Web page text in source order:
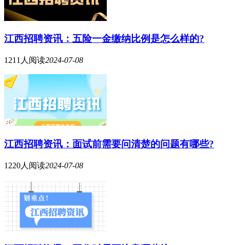
江西招聘资讯：五险一金缴纳比例是怎么样的?
1211人阅读2024-07-08
江西招聘资讯：面试前需要问清楚的问题有哪些?
1220人阅读2024-07-08